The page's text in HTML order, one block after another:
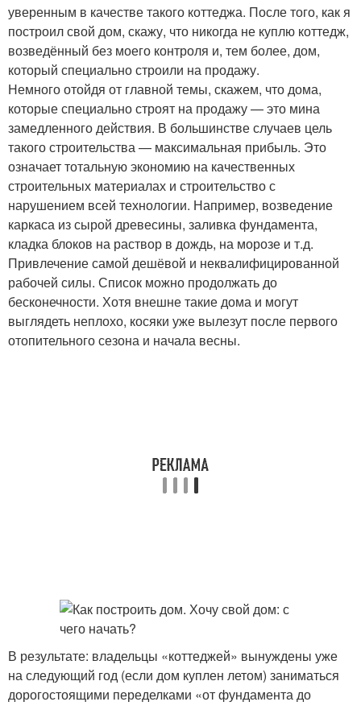
уверенным в качестве такого коттеджа. После того, как я
построил свой дом, скажу, что никогда не куплю коттедж,
возведённый без моего контроля и, тем более, дом,
который специально строили на продажу.
Немного отойдя от главной темы, скажем, что дома,
которые специально строят на продажу — это мина
замедленного действия. В большинстве случаев цель
такого строительства — максимальная прибыль. Это
означает тотальную экономию на качественных
строительных материалах и строительство с
нарушением всей технологии. Например, возведение
каркаса из сырой древесины, заливка фундамента,
кладка блоков на раствор в дождь, на морозе и т.д.
Привлечение самой дешёвой и неквалифицированной
рабочей силы. Список можно продолжать до
бесконечности. Хотя внешне такие дома и могут
выглядеть неплохо, косяки уже вылезут после первого
отопительного сезона и начала весны.
В результате: владельцы «коттеджей» вынуждены уже
на следующий год (если дом куплен летом) заниматься
дорогостоящими переделками «от фундамента до